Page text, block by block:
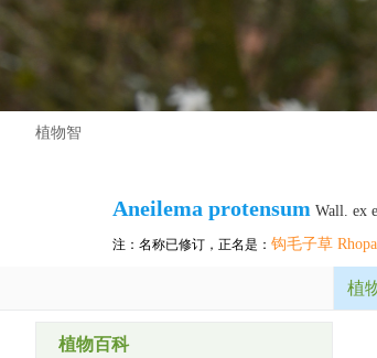
植物智
Aneilema protensum Wall. ex
注：名称已修订，正名是： 钩毛子草
植
植物百科